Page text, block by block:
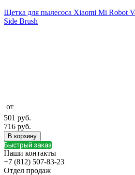
Щетка для пылесоса Xiaomi Mi Robot
Side Brush
от
501 руб.
716 руб.
В корзину
Быстрый заказ
Наши контакты
+7 (812) 507-83-23
Отдел продаж